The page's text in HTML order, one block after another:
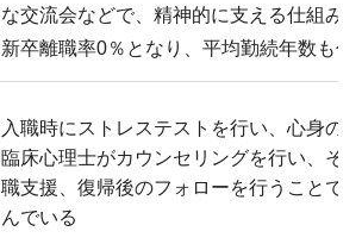
な交流会などで、精神的に支える仕組み
新卒離職率0％となり、平均勤続年数も伸
入職時にストレステストを行い、心身の
臨床心理士がカウンセリングを行い、そ
職支援、復帰後のフォローを行うことで
んでいる